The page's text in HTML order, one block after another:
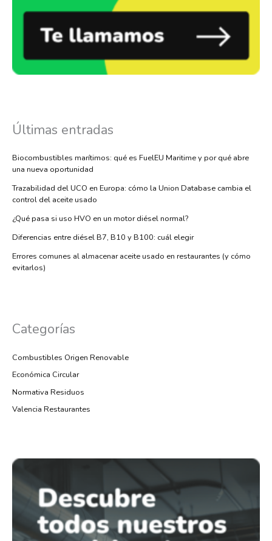
Últimas entradas
Biocombustibles marítimos: qué es FuelEU Maritime y por qué abre
una nueva oportunidad
Trazabilidad del UCO en Europa: cómo la Union Database cambia el
control del aceite usado
¿Qué pasa si uso HVO en un motor diésel normal?
Diferencias entre diésel B7, B10 y B100: cuál elegir
Errores comunes al almacenar aceite usado en restaurantes (y cómo
evitarlos)
Categorías
Combustibles Origen Renovable
Económica Circular
Normativa Residuos
Valencia Restaurantes